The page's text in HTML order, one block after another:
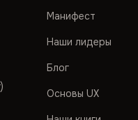
Манифест
Наши лидеры
Блог
Основы UX